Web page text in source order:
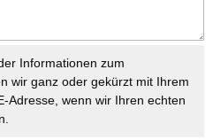
Informationen zum
wir ganz oder gekürzt mit Ihrem
Adresse, wenn wir Ihren echten